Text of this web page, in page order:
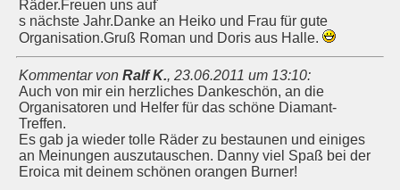
Räder.Freuen uns auf´
s nächste Jahr.Danke an Heiko und Frau für gute
Organisation.Gruß Roman und Doris aus Halle.
Kommentar von Ralf K., 23.06.2011 um 13:10:
Auch von mir ein herzliches Dankeschön, an die
Organisatoren und Helfer für das schöne Diamant-
Treffen.
Es gab ja wieder tolle Räder zu bestaunen und einiges
an Meinungen auszutauschen. Danny viel Spaß bei der
Eroica mit deinem schönen orangen Burner!